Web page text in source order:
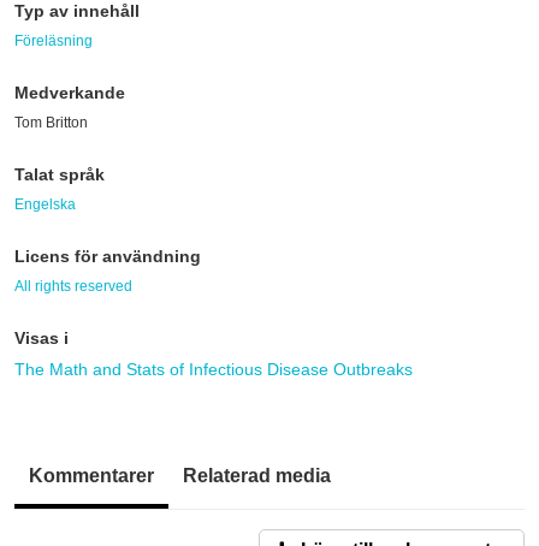
Typ av innehåll
Föreläsning
Medverkande
Tom Britton
Talat språk
Engelska
Licens för användning
All rights reserved
Visas i
The Math and Stats of Infectious Disease Outbreaks
Kommentarer Relaterad media